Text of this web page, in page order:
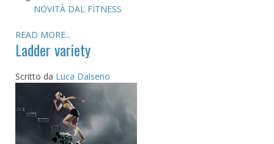
NOVITÀ DAL FITNESS
READ MORE...
Ladder variety
Scritto da Luca Dalseno